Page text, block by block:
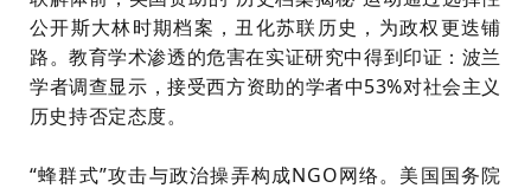
公开斯大林时期档案，丑化苏联历史，为政权更迭铺
路。教育学术渗透的危害在实证研究中得到印证：波兰
学者调查显示，接受西方资助的学者中53%对社会主义
历史持否定态度。
“蜂群式”攻击与政治操弄构成NGO网络。美国国务院